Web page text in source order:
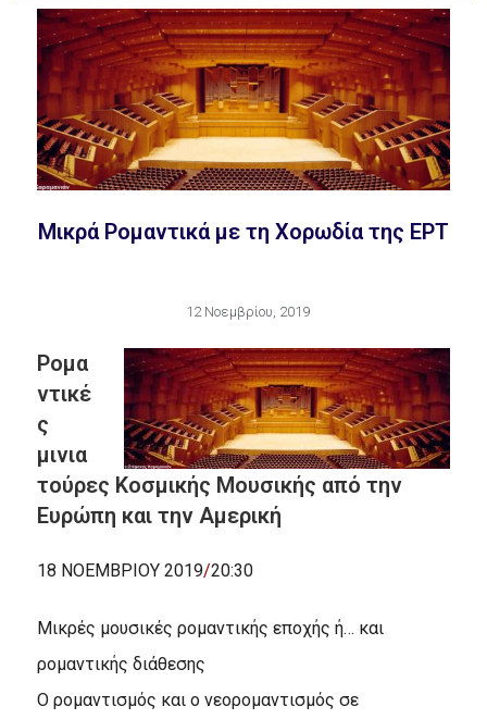
Μικρά Ρομαντικά με τη Χορωδία της ΕΡΤ
12 Νοεμβρίου, 2019
Ρομα
ντικέ
ς
μινια
τούρες Κοσμικής Μουσικής από την
Ευρώπη και την Αμερική
18 ΝΟΕΜΒΡΙΟΥ 2019/20:30
Μικρές μουσικές ρομαντικής εποχής ή… και
ρομαντικής διάθεσης
Ο ρομαντισμός και ο νεορομαντισμός σε